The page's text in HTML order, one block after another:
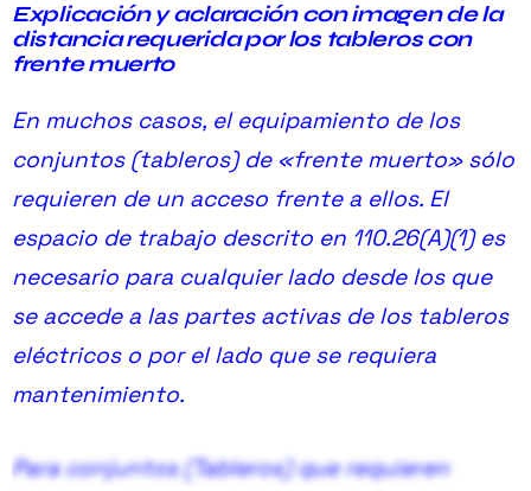
Contenido exclusivo PRO
Activa tu membresía para acceder.
Explicacióny aclaración con imagen de la
distancia requerida por los tableros con
frente muerto
En muchos casos, el equipamiento de los
conjuntos (tableros) de «frente muerto» sólo
requieren de un acceso frente a ellos. El
espacio de trabajo descrito en 110.26(A)(1)es
necesario para cualquier lado desde los que
se accede a las partes activas de los tableros
eléctricos o por el lado que se requiera
mantenimiento.
Para conjuntos (Tableros) que requieren